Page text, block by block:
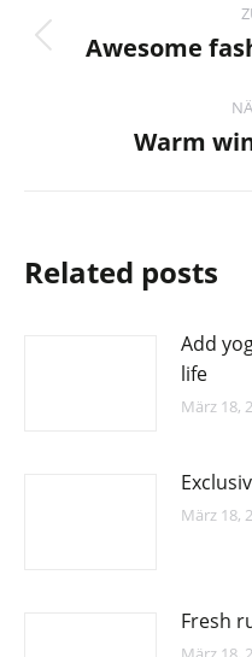
Awesome
Warm
Related posts
Add
life
März 18,
März 18,
Fresh